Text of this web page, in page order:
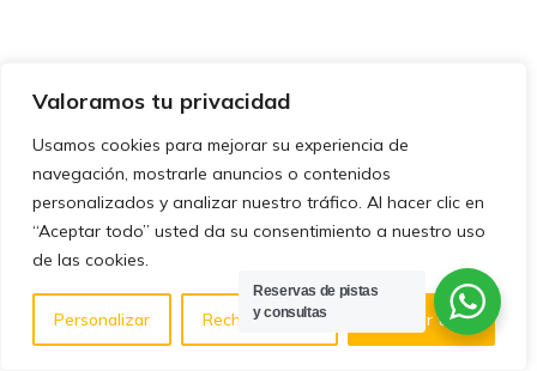
Valoramos tu privacidad
Usamos cookies para mejorar su experiencia de
navegación, mostrarle anuncios o contenidos
personalizados y analizar nuestro tráfico. Al hacer clic en
“Aceptar todo” usted da su consentimiento a nuestro uso
de las cookies.
Personalizar Rechazar todo Aceptar todo
Reservas de pistas
y consultas